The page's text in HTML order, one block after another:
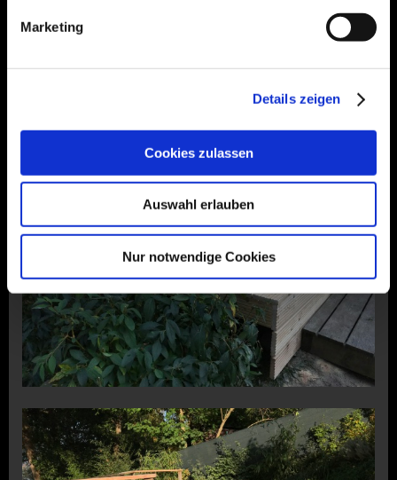
Marketing
Details zeigen
Cookies zulassen
Auswahl erlauben
Nur notwendige Cookies